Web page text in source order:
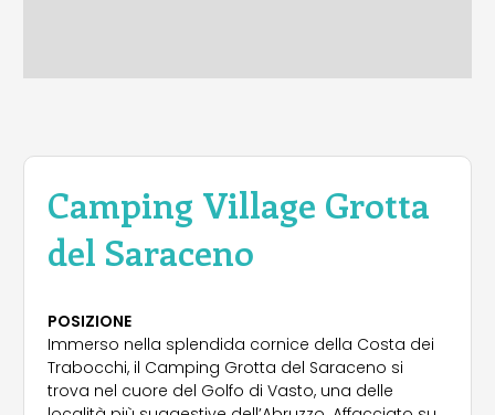
Camping Village Grotta
del Saraceno
POSIZIONE
Immerso nella splendida cornice della Costa dei
Trabocchi, il Camping Grotta del Saraceno si
trova nel cuore del Golfo di Vasto, una delle